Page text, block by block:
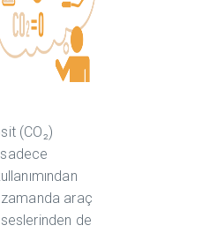
(CO₂)
zamanda araç
de